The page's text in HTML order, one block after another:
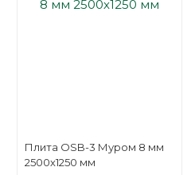
Плита OSB-3 Муром 8 мм
2500х1250 мм